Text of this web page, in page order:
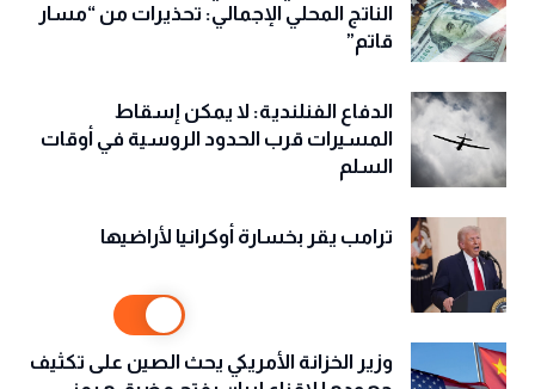
الناتج المحلي الإجمالي: تحذيرات من “مسار
قاتم”
الدفاع الفنلندية: لا يمكن إسقاط
المسيرات قرب الحدود الروسية في أوقات
السلم
ترامب يقر بخسارة أوكرانيا لأراضيها
وزير الخزانة الأمريكي يحث الصين على تكثيف